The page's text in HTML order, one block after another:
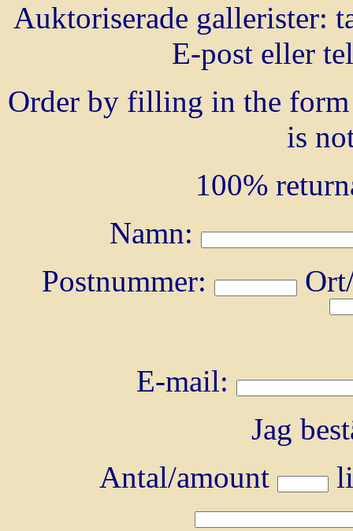
Auktoriserade gallerister:
E-post eller
Order by filling in the
is
100%
Namn:
Postnummer:
E-mail:
Jag
Antal/amount